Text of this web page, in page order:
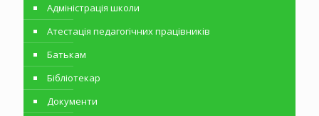
Адміністрація школи
Атестація педагогічних працівників
Батькам
Бібліотекар
Документи